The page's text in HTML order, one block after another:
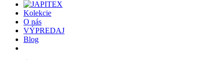
Kolekcie
O nás
VÝPREDAJ
Blog